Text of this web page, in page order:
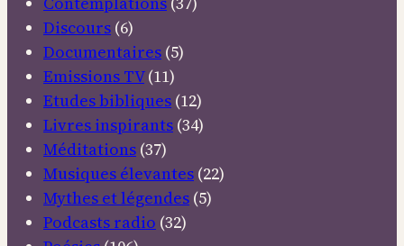
Discours (6)
Documentaires (5)
Emissions TV(11)
Etudes bibliques (12)
Livres inspirants (34)
Méditations (37)
Musiques élevantes (22)
Mythes et légendes (5)
Podcasts radio (32)